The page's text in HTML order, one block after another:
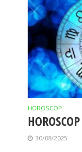
HOROSCOP
30/08/2025